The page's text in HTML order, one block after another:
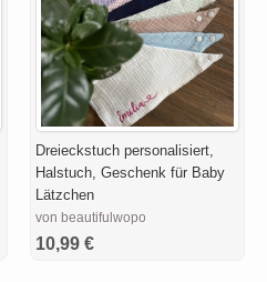
Dreieckstuch personalisiert,
Halstuch, Geschenk für Baby
Lätzchen
von beautifulwopo
10,99 €